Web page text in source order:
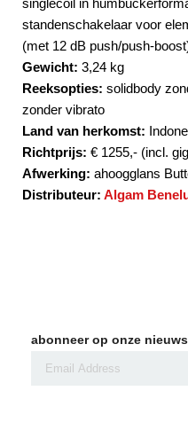
standenschakelaar voor
(met 12 dB push/push-
Gewicht: 3,24 kg
Reeksopties: solidbody
zonder vibrato
Land van herkomst:
Richtprijs: € 1255,- (incl.
Afwerking: ahoogglans
Distributeur: Algam
abonneer op onze